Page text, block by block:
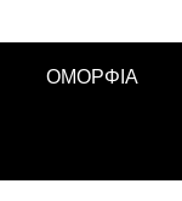
ΟΜΟΡΦΙΑ